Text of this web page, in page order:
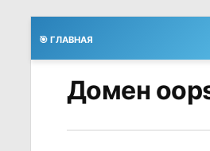
🎯 ГЛАВНАЯ
Домен